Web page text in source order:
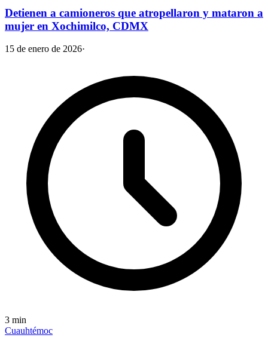
Detienen a camioneros que atropellaron y mataron a
mujer en Xochimilco, CDMX
15 de enero de 2026·
3 min
Cuauhtémoc